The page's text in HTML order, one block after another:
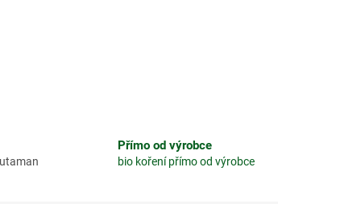
Přímo od výrobce
bio koření přímo od výrobce